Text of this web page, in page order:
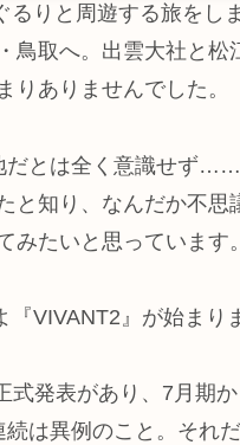
りと周遊する旅をし
鳥取へ。出雲大社と
りありませんでした。
だとは全く意識せず
と知り、なんだか不
みたいと思っています。
VIVANT2』が始まり
式発表があり、7月期
は異例のこと。それ